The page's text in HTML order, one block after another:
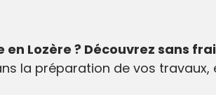
Lozère ? Découvrez sans
la préparation de vos